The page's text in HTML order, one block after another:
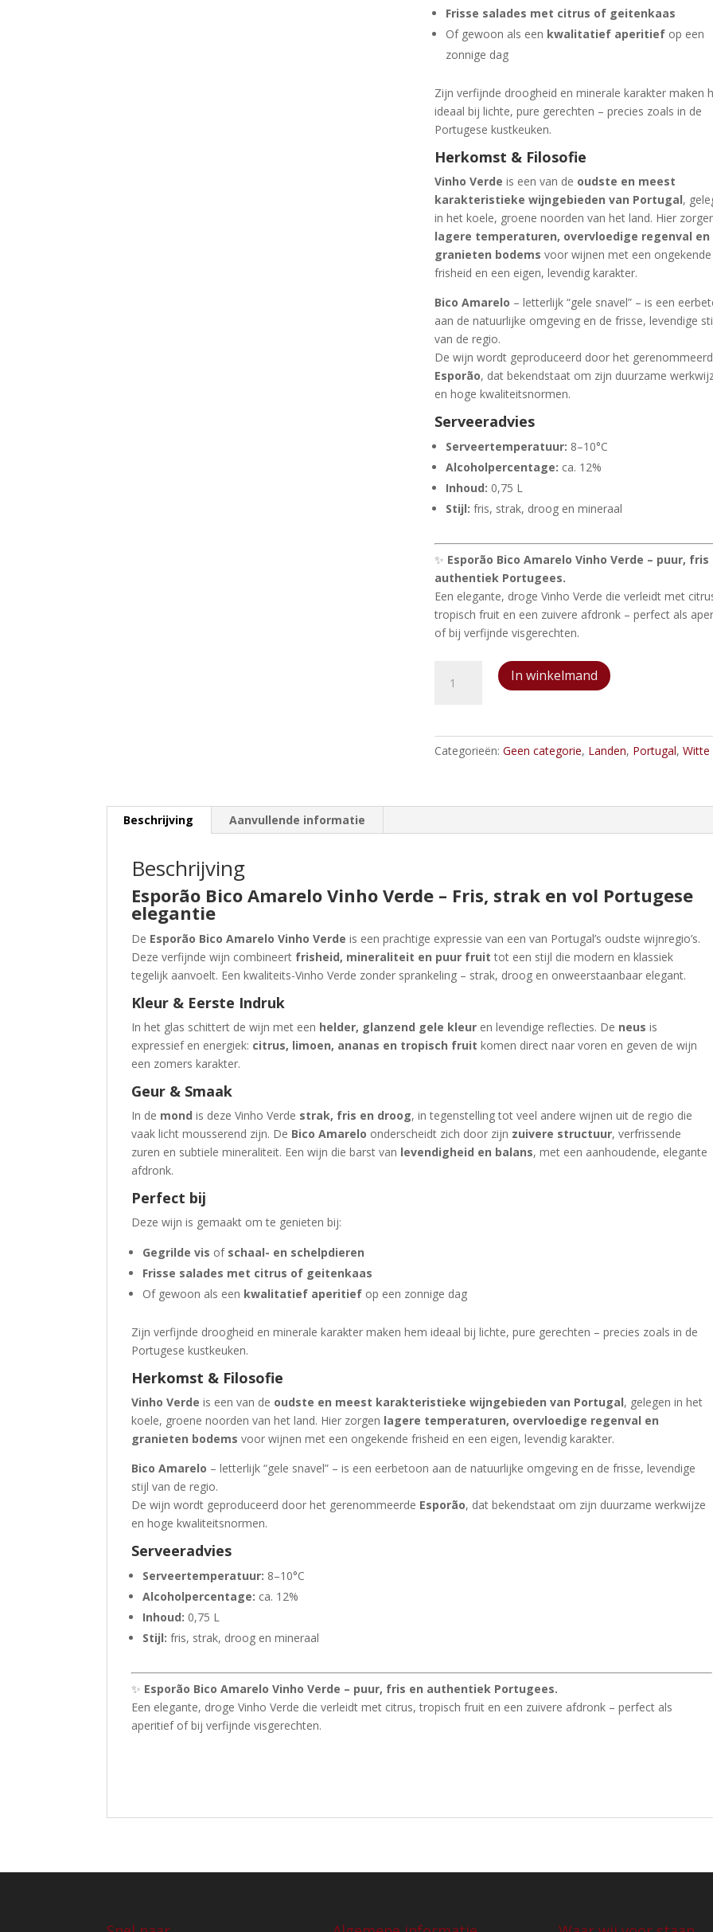
Frisse salades met citrus of geitenkaas
Of gewoon als een kwalitatief aperitief op een
zonnige dag
Zijn verfijnde droogheid en minerale karakter maken
ideaal bij lichte, pure gerechten – precies zoals in de
Portugese kustkeuken.
Herkomst & Filosofie
Vinho Verde is een van de oudste en meest
karakteristieke wijngebieden van Portugal,
in het koele, groene noorden van het land. Hier
lagere temperaturen, overvloedige regenval en
granieten bodems voor wijnen met een ongekende
frisheid en een eigen, levendig karakter.
Bico Amarelo – letterlijk “gele snavel” – is een
aan de natuurlijke omgeving en de frisse, levendige
van de regio.
De wijn wordt geproduceerd door het
Esporão, dat bekendstaat om zijn duurzame
en hoge kwaliteitsnormen.
Serveeradvies
Serveertemperatuur: 8–10°C
Alcoholpercentage: ca. 12%
Inhoud: 0,75 L
Stijl: fris, strak, droog en mineraal
✨ Esporão Bico Amarelo Vinho Verde – puur, fris
authentiek Portugees.
Een elegante, droge Vinho Verde die verleidt met
tropisch fruit en een zuivere afdronk – perfect als
of bij verfijnde visgerechten.
Bico
aantal
In winkelmand
Categorieën:Geen categorie, Landen, Portugal,Witte
Beschrijving Aanvullende informatie
Beschrijving
Esporão Bico Amarelo Vinho Verde – Fris, strak en vol Portugese
elegantie
De Esporão Bico Amarelo Vinho Verde is een prachtige expressie van een van Portugal’s oudste wijnregio’s.
Deze verfijnde wijn combineert frisheid, mineraliteit en puur fruit tot een stijl die modern en klassiek
tegelijk aanvoelt. Een kwaliteits-Vinho Verde zonder sprankeling – strak, droog en onweerstaanbaar elegant.
Kleur & Eerste Indruk
In het glas schittert de wijn met een helder, glanzend gele kleur en levendige reflecties. De neus is
expressief en energiek: citrus, limoen, ananas en tropisch fruit komen direct naar voren en geven de wijn
een zomers karakter.
Geur & Smaak
In de mond is deze Vinho Verde strak, fris en droog, in tegenstelling tot veel andere wijnen uit de regio die
vaak licht mousserend zijn. De Bico Amarelo onderscheidt zich door zijn zuivere structuur, verfrissende
zuren en subtiele mineraliteit. Een wijn die barst van levendigheid en balans, met een aanhoudende, elegante
afdronk.
Perfect bij
Deze wijn is gemaakt om te genieten bij:
Gegrilde vis of schaal- en schelpdieren
Frisse salades met citrus of geitenkaas
Of gewoon als een kwalitatief aperitief op een zonnige dag
Zijn verfijnde droogheid en minerale karakter maken hem ideaal bij lichte, pure gerechten – precies zoals in de
Portugese kustkeuken.
Herkomst & Filosofie
Vinho Verde is een van de oudste en meest karakteristieke wijngebieden van Portugal, gelegen in het
koele, groene noorden van het land. Hier zorgen lagere temperaturen, overvloedige regenval en
granieten bodems voor wijnen met een ongekende frisheid en een eigen, levendig karakter.
Bico Amarelo – letterlijk “gele snavel” – is een eerbetoon aan de natuurlijke omgeving en de frisse, levendige
stijl van de regio.
De wijn wordt geproduceerd door het gerenommeerde Esporão, dat bekendstaat om zijn duurzame werkwijze
en hoge kwaliteitsnormen.
Serveeradvies
Serveertemperatuur: 8–10°C
Alcoholpercentage: ca. 12%
Inhoud: 0,75 L
Stijl: fris, strak, droog en mineraal
✨ Esporão Bico Amarelo Vinho Verde – puur, fris en authentiek Portugees.
Een elegante, droge Vinho Verde die verleidt met citrus, tropisch fruit en een zuivere afdronk – perfect als
aperitief of bij verfijnde visgerechten.